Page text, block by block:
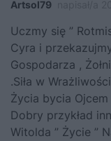
Artsol79
Uczmy się ”
Cyra i
Gospodarza ,
.Siła w
Życia bycia
Dobry przykład
Witolda ” Życie ”